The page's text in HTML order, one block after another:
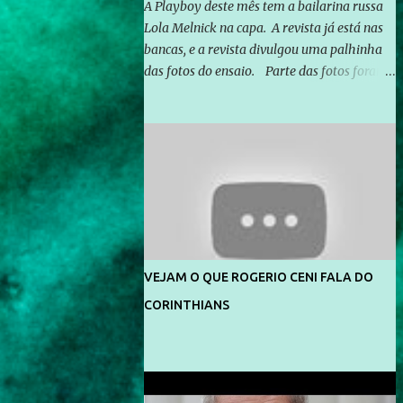
A Playboy deste mês tem a bailarina russa
Lola Melnick na capa. A revista já está nas
bancas, e a revista divulgou uma palhinha
das fotos do ensaio. Parte das fotos foram
divulga capa e primeiras fotos de Lola
Melnick - @aredacao
VEJAM O QUE ROGERIO CENI FALA DO
CORINTHIANS